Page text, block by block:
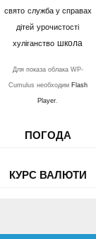
свято служба у справах
дітей урочистості
хуліганство школа
Для показа облака WP-
Cumulus необходим Flash
Player.
ПОГОДА
КУРС ВАЛЮТИ